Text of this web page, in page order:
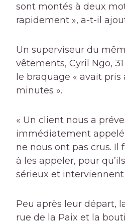
sont montés à deux
rapidement », a-t-il
Un superviseur du
vêtements, Cyril Ngo,
le braquage « avait pris
minutes ».
« Un client nous a
immédiatement
ne nous ont pas crus.
à les appeler, pour
sérieux et interviennent
Peu après leur départ,
rue de la Paix et la